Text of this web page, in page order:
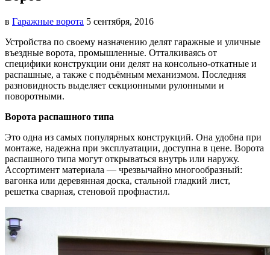
в Гаражные ворота 5 сентября, 2016
Устройства по своему назначению делят гаражные и уличные
въездные ворота, промышленные. Отталкиваясь от
специфики конструкции они делят на консольно-откатные и
распашные, а также с подъёмным механизмом. Последняя
разновидность выделяет секционными рулонными и
поворотными.
Ворота распашного типа
Это одна из самых популярных конструкций. Она удобна при
монтаже, надежна при эксплуатации, доступна в цене. Ворота
распашного типа могут открываться внутрь или наружу.
Ассортимент материала — чрезвычайно многообразный:
вагонка или деревянная доска, стальной гладкий лист,
решетка сварная, стеновой профнастил.